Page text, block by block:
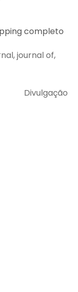
completo
journal of,
Divulgação